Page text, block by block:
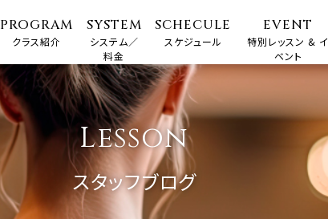
PROGRAM
クラス紹介
SYSTEM
システム／
料金
SCHECULE
スケジュール
EVENT
特別レッスン & イ
ベント
Lesson
スタッフブログ